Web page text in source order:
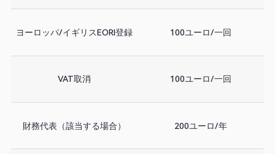
ヨーロッパ/イギリスEORI登録 100ユーロ/一回
VAT取消 100ユーロ/一回
財務代表（該当する場合） 200ユーロ/年